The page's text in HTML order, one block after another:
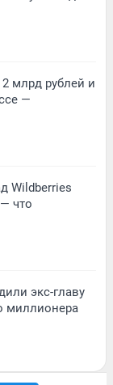
млрд рублей и
—
Wildberries
что
экс-главу
миллионера